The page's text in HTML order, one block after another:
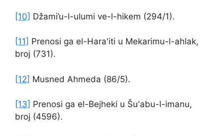
[10] Džami’u-l-ulumi ve-l-hikem (294/1).
[11] Prenosi ga el-Hara'iti u Mekarimu-l-ahlak,
broj (731).
[12] Musned Ahmeda (86/5).
[13] Prenosi ga el-Bejheki u Šu'abu-l-imanu,
broj (4596).